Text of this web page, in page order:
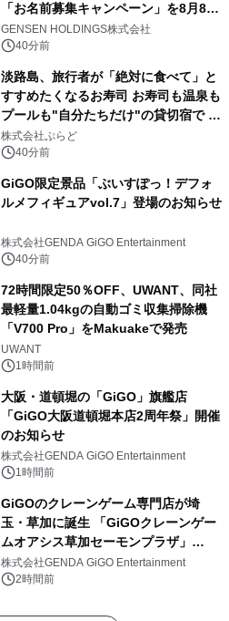
「お名前募集キャンペーン」を8月8日
(土)より開催
GENSEN HOLDINGS株式会社
40分前
淡路島、旅行者が「絶対に食べて」と
すすめたくなるお寿司 お寿司も温泉も
プールも"自分たちだけ"の貸切宿で 1
日1組限定「岩屋温泉 絵島別庭 海と
森」の握り寿司プラン
株式会社ぷらど
40分前
GiGO限定景品「ぶいすぽっ！デフォ
ルメフィギュアvol.7」登場のお知らせ
株式会社GENDA GiGO Entertainment
40分前
72時間限定50％OFF、UWANT、同社
最軽量1.04kgの自動ゴミ収集掃除機
「V700 Pro」をMakuakeで発売
UWANT
1時間前
大阪・道頓堀の「GiGO」旗艦店
「GiGO大阪道頓堀本店2周年祭」開催
のお知らせ
株式会社GENDA GiGO Entertainment
1時間前
GiGOのクレーンゲーム専門店が埼
玉・草加に誕生 「GiGOクレーンゲー
ムオアシス草加セーモンプラザ」
2026年8月7日(金)10時グランドオープ
ン
株式会社GENDA GiGO Entertainment
2時間前